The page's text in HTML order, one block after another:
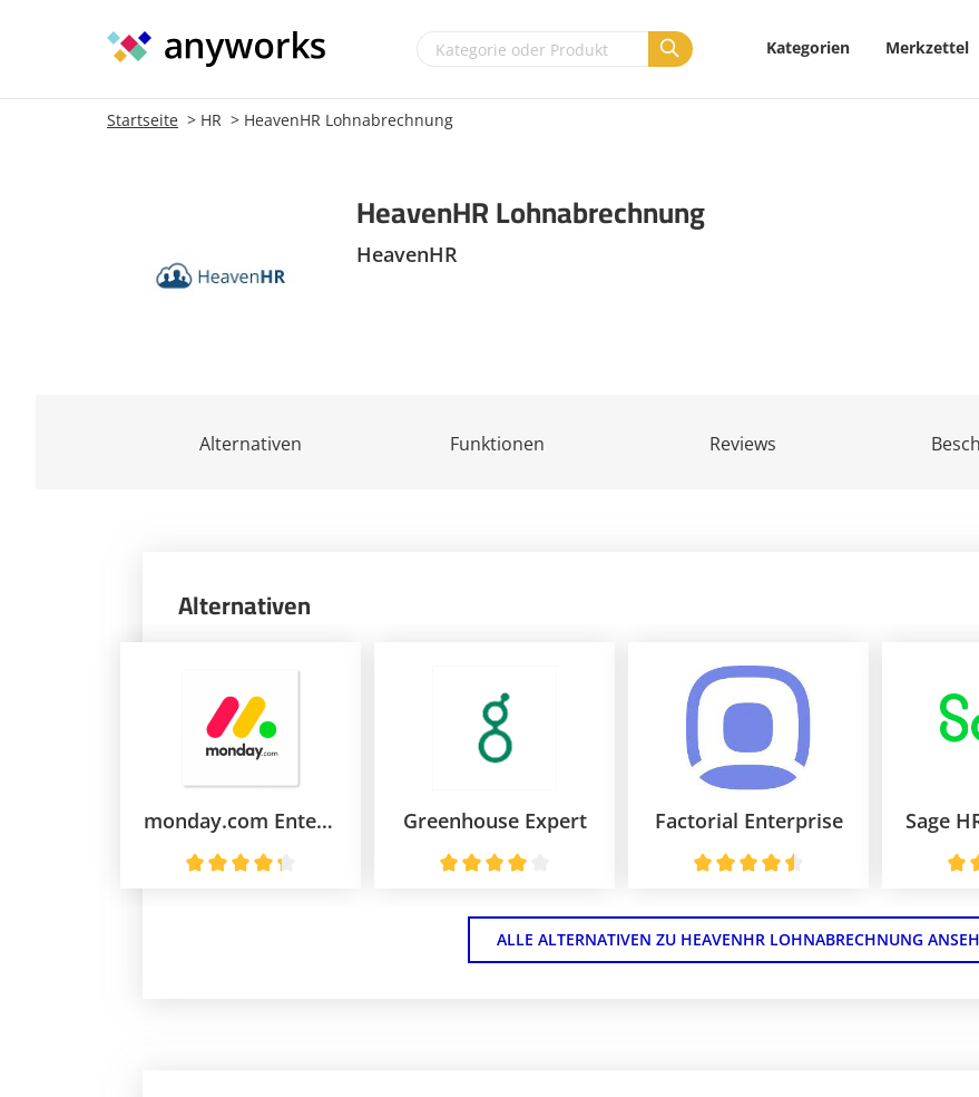
Kategorien Merkzettel
Startseite HR HeavenHR Lohnabrechnung
HeavenHR Lohnabrechnung
HeavenHR
Funktionen Reviews
Alternativen
Alternativen
monday.com Enterprise Greenhouse Expert Factorial Enterprise
ALLE ALTERNATIVEN ZU HEAVENHR LOHNABRECHNUNG